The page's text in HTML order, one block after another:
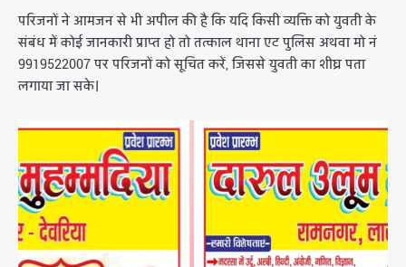
परिजनों ने आमजन से भी अपील की है कि यदि किसी व्यक्ति को युवती के
संबंध में कोई जानकारी प्राप्त हो तो तत्काल थाना एट पुलिस अथवा मो नं
9919522007 पर परिजनों को सूचित करें, जिससे युवती का शीघ्र पता
लगाया जा सके।